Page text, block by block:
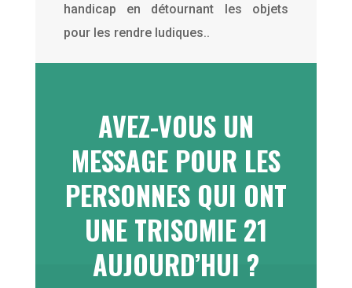
handicap en détournant les objets
pour les rendre ludiques..
AVEZ-VOUS UN
MESSAGE POUR LES
PERSONNES QUI ONT
UNE TRISOMIE 21
AUJOURD’HUI ?